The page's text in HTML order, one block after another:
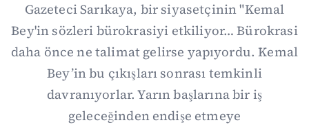
Gazeteci Sarıkaya, bir siyasetçinin "Kemal
Bey'in sözleri bürokrasiyi etkiliyor… Bürokrasi
daha önce ne talimat gelirse yapıyordu. Kemal
Bey’in bu çıkışları sonrası temkinli
davranıyorlar. Yarın başlarına bir iş
geleceğinden endişe etmeye